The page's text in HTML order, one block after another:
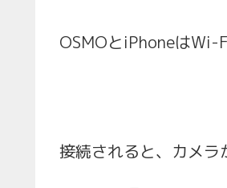
OSMOとiPhoneはWi-
接続されると、カメ